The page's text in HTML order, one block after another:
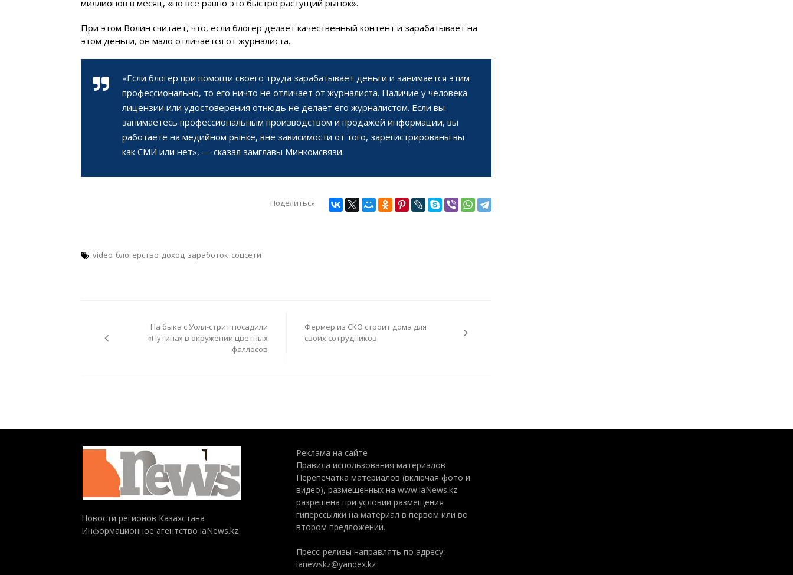
миллионов в месяц, «но все равно это быстро растущий рынок».
При этом Волин считает, что, если блогер делает качественный контент и зарабатывает на
этом деньги, он мало отличается от журналиста.
«Если блогер при помощи своего труда зарабатывает деньги и занимается этим
профессионально, то его ничто не отличает от журналиста. Наличие у человека
лицензии или удостоверения отнюдь не делает его журналистом. Если вы
занимаетесь профессиональным производством и продажей информации, вы
работаете на медийном рынке, вне зависимости от того, зарегистрированы вы
как СМИ или нет», — сказал замглавы Минкомсвязи.
Поделиться:
video блогерство доход заработок соцсети
записям
На быка с Уолл-стрит посадили
«Путина» в окружении цветных
фаллосов
Фермер из СКО строит дома для
своих сотрудников
Новости регионов Казахстана
Информационное агентство iaNews.kz
Реклама на сайте
Правила использования материалов
Перепечатка материалов (включая фото и
видео), размещенных на www.iaNews.kz
разрешена при условии размещения
гиперссылки на материал в первом или во
втором предложении.
Пресс-релизы направлять по адресу:
ianewskz@yandex.kz